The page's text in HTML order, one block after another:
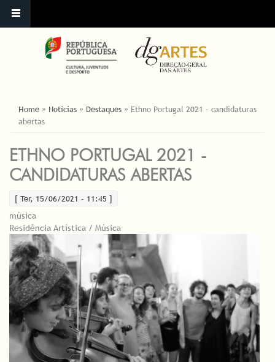
ESTÁ AQUI
Home » Noticias » Destaques » Ethno Portugal 2021 - candidaturas
abertas
ETHNO PORTUGAL 2021 -
CANDIDATURAS ABERTAS
[ Ter, 15/06/2021 - 11:45 ]
música
Residência Artística / Música